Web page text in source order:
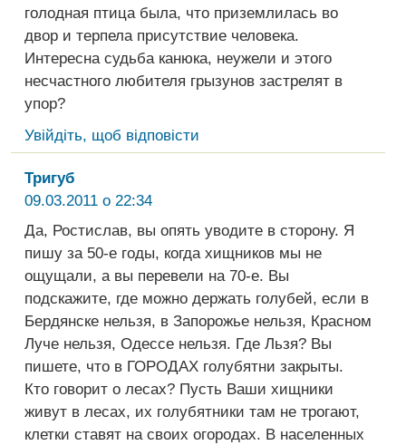
голодная птица была, что приземлилась во
двор и терпела присутствие человека.
Интересна судьба канюка, неужели и этого
несчастного любителя грызунов застрелят в
упор?
Увійдіть, щоб відповісти
Тригуб
09.03.2011 о 22:34
Да, Ростислав, вы опять уводите в сторону. Я
пишу за 50-е годы, когда хищников мы не
ощущали, а вы перевели на 70-е. Вы
подскажите, где можно держать голубей, если в
Бердянске нельзя, в Запорожье нельзя, Красном
Луче нельзя, Одессе нельзя. Где Льзя? Вы
пишете, что в ГОРОДАХ голубятни закрыты.
Кто говорит о лесах? Пусть Ваши хищники
живут в лесах, их голубятники там не трогают,
клетки ставят на своих огородах. В населенных